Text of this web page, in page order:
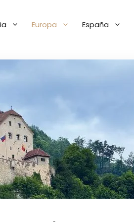
Europa España